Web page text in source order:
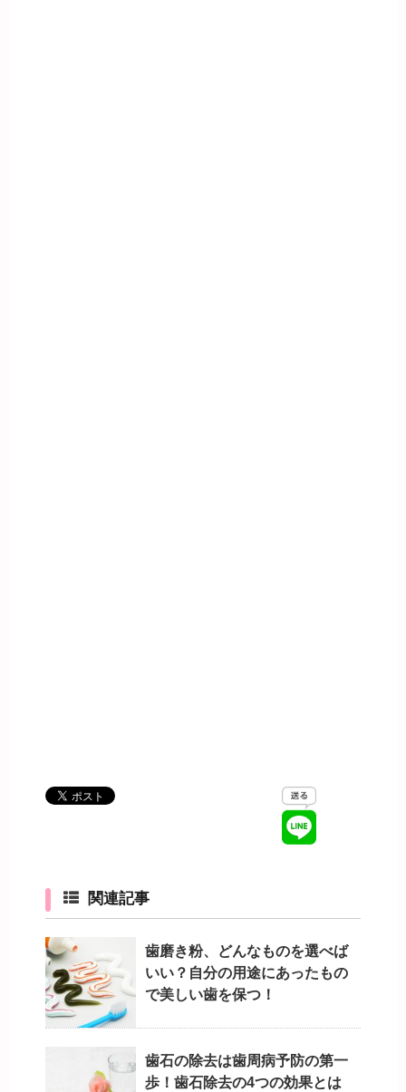
関連記事
歯磨き粉、どんなものを選べば
いい？自分の用途にあったもの
で美しい歯を保つ！
歯石の除去は歯周病予防の第一
歩！歯石除去の4つの効果とは